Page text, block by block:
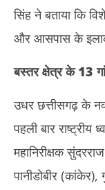
सिंह ने बताया कि
और आसपास के
बस्तर क्षेत्र के 13
उधर छत्तीसगढ़ के
पहली बार
महानिरीक्षक
पानीडोबीर